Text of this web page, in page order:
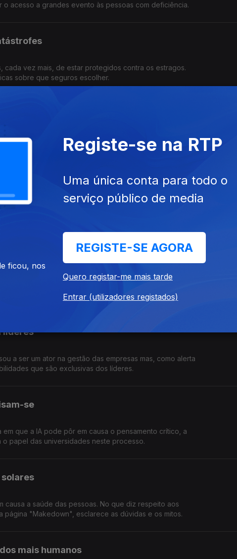
acesso a grandes evento às pessoas com deficiência.
vez mais, de estar protegidos contra os estragos.
sobre que seguros escolher.
arruinar as férias. Saiba como prevenir, e escute os
da Medicina do Viajante.
de Doentes com Lúpus, esclarece-nos.
de condomínios
e a criação do Caderno Digital do Edifício. Vítor
de Condomínios, esclarece-nos.
líderes
a ser um ator na gestão das empresas mas, como alerta
que são exclusivas dos líderes.
se
que a IA pode pôr em causa o pensamento crítico, a
o papel das universidades neste processo.
a saúde das pessoas. No que diz respeito aos
página "Makedown", esclarece as dúvidas e os mitos.
mais humanos
ficou, nos
Registe-se na RTP
Uma única conta para todo o
serviço público de media
REGISTE-SE AGORA
Quero registar-me mais tarde
Entrar (utilizadores registados)